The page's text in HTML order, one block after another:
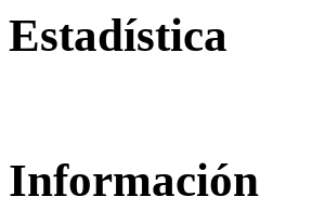
Estadística
Información